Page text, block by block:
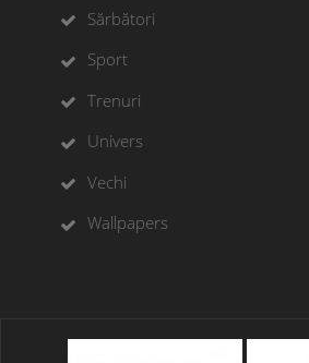
Sărbători
Sport
Trenuri
Univers
Vechi
Wallpapers